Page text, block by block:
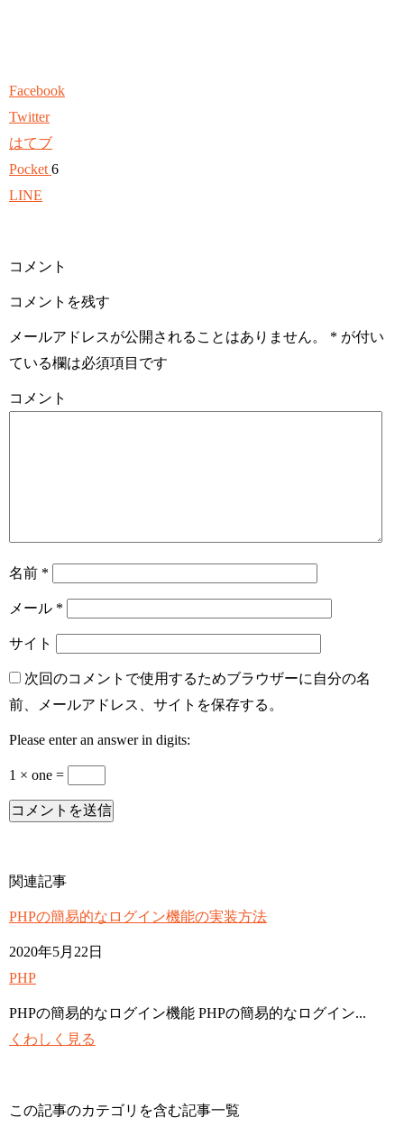
Facebook
Twitter
はてブ
Pocket 6
LINE
コメント
コメントを残す
メールアドレスが公開されることはありません。 * が付い
ている欄は必須項目です
コメント
名前 *
メール *
サイト
次回のコメントで使用するためブラウザーに自分の名
前、メールアドレス、サイトを保存する。
Please enter an answer in digits:
1 × one =
関連記事
PHPの簡易的なログイン機能の実装方法
2020年5月22日
PHP
PHPの簡易的なログイン機能 PHPの簡易的なログイン...
くわしく見る
この記事のカテゴリを含む記事一覧